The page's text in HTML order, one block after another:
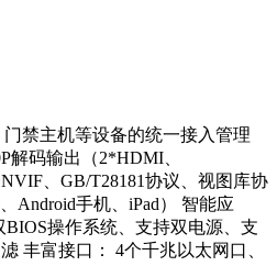
禁主机等设备的统一接入管理
解码输出（2*HDMI、
、GB/T28181协议、视图库协
Android手机、iPad） 智能应
操作系统、支持双电源、支
丰富接口： 4个千兆以太网口、